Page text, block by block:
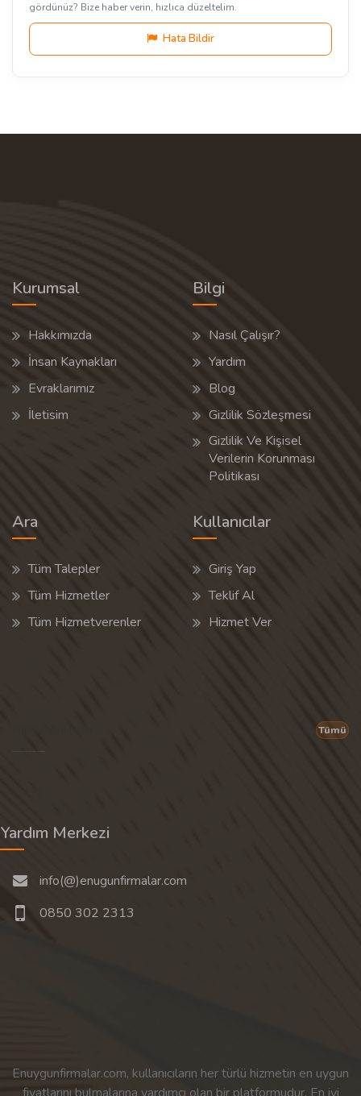
gördünüz? Bize haber verin, hızlıca düzeltelim.
Hata Bildir
Kurumsal
Hakkımızda
İnsan Kaynakları
Evraklarımız
İletisim
Bilgi
Nasıl Çalışır?
Yardım
Blog
Gizlilik Sözleşmesi
Gizlilik Ve Kişisel
Verilerin Korunması
Politikası
Ara
Tüm Talepler
Tüm Hizmetler
Tüm Hizmetverenler
Kullanıcılar
Giriş Yap
Teklif Al
Hizmet Ver
Tümü
Yardım Merkezi
info(@)enugunfirmalar.com
0850 302 2313
Enuygunfirmalar.com, kullanıcıların her türlü hizmetin en uygun